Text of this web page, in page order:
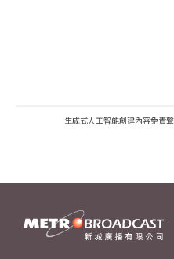
生成式人工智能創建內容免責